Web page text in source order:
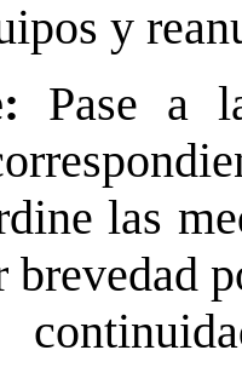
y
Pase a
las